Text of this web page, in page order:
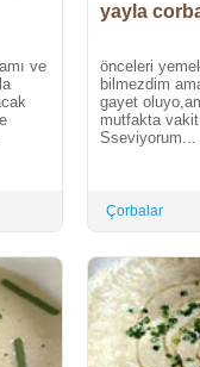
ve
yayla
önceleri
bilmezdim
gayet
mutfakta
Sseviyorum...
Çorbalar